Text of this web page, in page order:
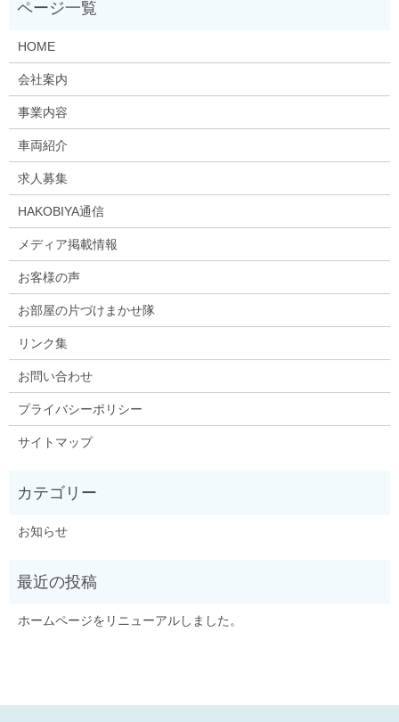
HOME
会社案内
事業内容
車両紹介
求人募集
HAKOBIYA通信
メディア掲載情報
お客様の声
お部屋の片づけまかせ隊
リンク集
お問い合わせ
プライバシーポリシー
サイトマップ
お知らせ
ホームページをリニューアルしました。